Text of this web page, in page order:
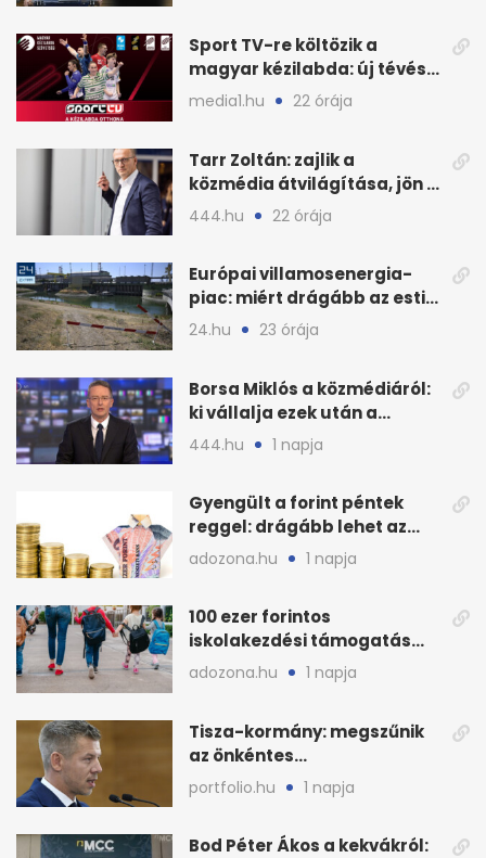
Sport TV-re költözik a
magyar kézilabda: új tévés
megállapodás
media1.hu 22 órája
Tarr Zoltán: zajlik a
közmédia átvilágítása, jön a
nyilvános véleményezés
444.hu 22 órája
Európai villamosenergia-
piac: miért drágább az esti
áram Magyarországon
24.hu 23 órája
Borsa Miklós a közmédiáról:
ki vállalja ezek után a
munkát?
444.hu 1 napja
Gyengült a forint péntek
reggel: drágább lehet az
euró és a dollár
adozona.hu 1 napja
100 ezer forintos
iskolakezdési támogatás
2026 őszén: adózás,
munkáltatói plusz
adozona.hu 1 napja
Tisza-kormány: megszűnik
az önkéntes
fogyasztáscsökkentés
portfolio.hu 1 napja
Bod Péter Ákos a kekvákról: